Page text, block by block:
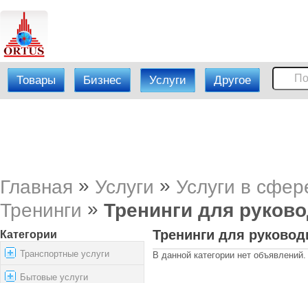
Товары Бизнес Услуги Другое
Главная » Услуги » Услуги в
Тренинги » Тренинги для
Категории
Транспортные услуги
Бытовые услуги
Тренинги для
В данной категории нет объявлений.